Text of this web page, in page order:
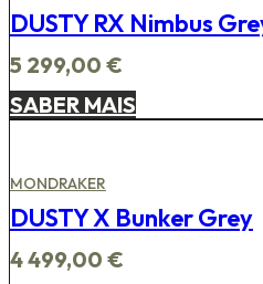
DUSTY RX Nimbus
5 299,00 €
SABER MAIS
MONDRAKER
DUSTY X Bunker Grey
4 499,00 €